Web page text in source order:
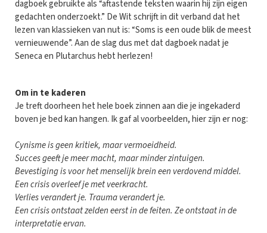
dagboek gebruikte als “aftastende teksten waarin hij zijn eigen
gedachten onderzoekt.” De Wit schrijft in dit verband dat het
lezen van klassieken van nut is: “Soms is een oude blik de meest
vernieuwende”. Aan de slag dus met dat dagboek nadat je
Seneca en Plutarchus hebt herlezen!
Om in te kaderen
Je treft doorheen het hele boek zinnen aan die je ingekaderd
boven je bed kan hangen. Ik gaf al voorbeelden, hier zijn er nog:
Cynisme is geen kritiek, maar vermoeidheid.
Succes geeft je meer macht, maar minder zintuigen.
Bevestiging is voor het menselijk brein een verdovend middel.
Een crisis overleef je met veerkracht.
Verlies verandert je. Trauma verandert je.
Een crisis ontstaat zelden eerst in de feiten. Ze ontstaat in de
interpretatie ervan.